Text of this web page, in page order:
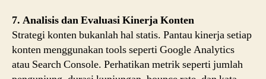
7. Analisis dan Evaluasi Kinerja Konten
Strategi konten bukanlah hal statis. Pantau kinerja setiap
konten menggunakan tools seperti Google Analytics
atau Search Console. Perhatikan metrik seperti jumlah